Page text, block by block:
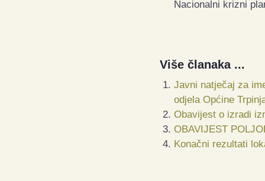
Nacionalni krizni
Više članaka ...
Javni natječaj za
odjela Općine
Obavijest o izradi
OBAVIJEST
Konačni rezultati